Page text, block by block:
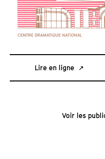
Lire en ligne
Voir les